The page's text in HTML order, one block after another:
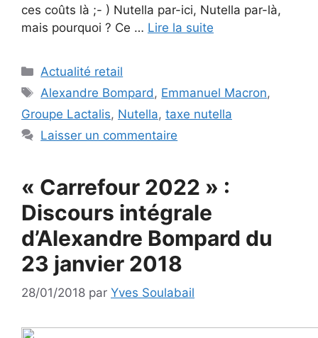
ces coûts là ;- ) Nutella par-ici, Nutella par-là,
mais pourquoi ? Ce … Lire la suite
Catégories
Actualité retail
Étiquettes
Alexandre Bompard , Emmanuel Macron,
Groupe Lactalis, Nutella, taxe nutella
Laisser un commentaire
« Carrefour 2022 » :
Discours intégrale
d’Alexandre Bompard du
23 janvier 2018
28/01/2018 par Yves Soulabail